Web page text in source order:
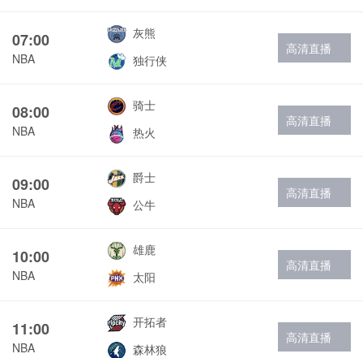
07:00
NBA
灰熊
独行侠
高清直播
08:00
NBA
骑士
热火
高清直播
09:00
NBA
爵士
公牛
高清直播
10:00
NBA
雄鹿
太阳
高清直播
11:00
NBA
开拓者
森林狼
高清直播